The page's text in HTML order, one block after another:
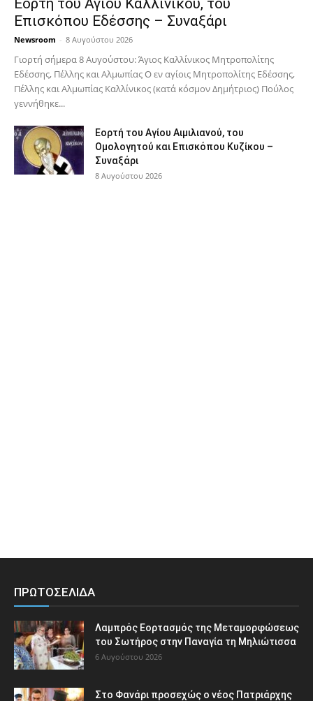
Επισκόπου Εδέσσης – Συναξάρι
Newsroom - 8 Αυγούστου 2026
Γιορτή σήμερα 8 Αυγούστου: Άγιος Καλλίνικος Μητροπολίτης
Εδέσσης, Πέλλης και Αλμωπίας Ο εν αγίοις Μητροπολίτης Εδέσσης,
Πέλλης και Αλμωπίας Καλλίνικος (κατά κόσμον Δημήτριος) Πούλος
γεννήθηκε...
Εορτή του Αγίου Αιμιλιανού, του
Ομολογητού και Επισκόπου Κυζίκου –
Συναξάρι
8 Αυγούστου 2026
ΠΡΩΤΟΣΕΛΙΔΑ
Λαμπρός Εορτασμός της Μεταμορφώσεως
του Σωτήρος στην Παναγία τη Μηλιώτισσα
6 Αυγούστου 2026
Στο Φανάρι προσεχώς ο νέος Πατριάρχης